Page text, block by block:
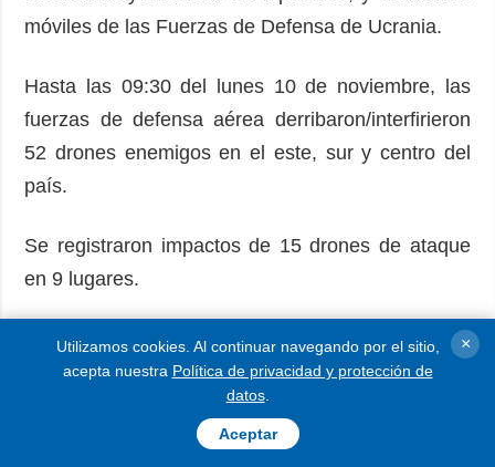
móviles de las Fuerzas de Defensa de Ucrania.
Hasta las 09:30 del lunes 10 de noviembre, las
fuerzas de defensa aérea derribaron/interfirieron
52 drones enemigos en el este, sur y centro del
país.
Se registraron impactos de 15 drones de ataque
en 9 lugares.
Foto: Estado Mayor General de las Fuerzas
Armadas de Ucrania
LEER MÁS
Utilizamos cookies. Al continuar navegando por el sitio,
acepta nuestra Política de privacidad y protección de
datos.
Aceptar
×